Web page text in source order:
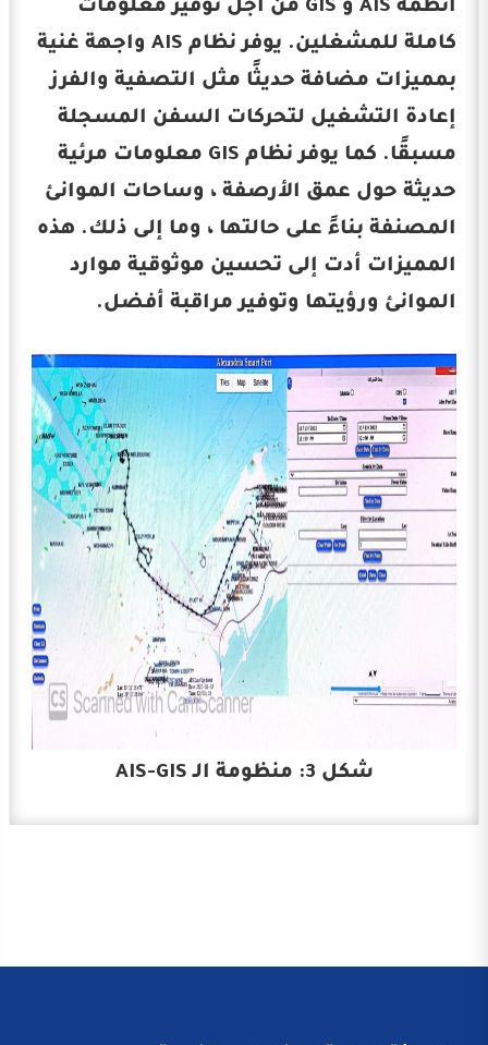
أنظمة AIS و GIS من أجل توفير معلومات
كاملة للمشغلين. يوفر نظام AIS واجهة غنية
بمميزات مضافة حديثًا مثل التصفية والفرز
إعادة التشغيل لتحركات السفن المسجلة
مسبقًا. كما يوفر نظام GIS معلومات مرئية
حديثة حول عمق الأرصفة ، وساحات الموانئ
المصنفة بناءً على حالتها ، وما إلى ذلك. هذه
المميزات أدت إلى تحسين موثوقية موارد
الموانئ ورؤيتها وتوفير مراقبة أفضل.
شكل 3: منظومة الـ AIS-GIS